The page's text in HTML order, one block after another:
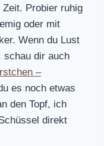
Probier ruhig
oder mit
Wenn du Lust
schau dir auch
–
es noch etwas
den Topf, ich
direkt